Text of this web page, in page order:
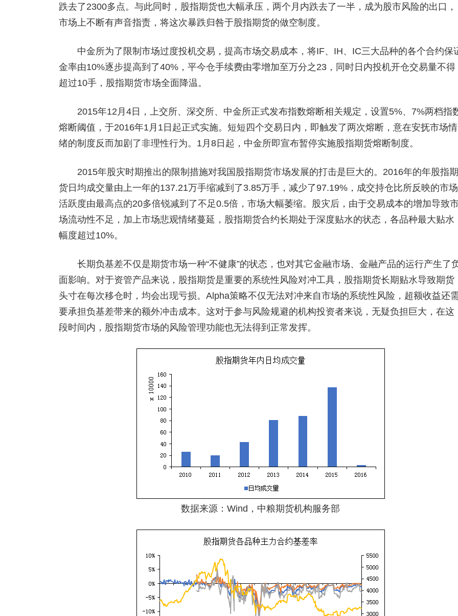
跌去了2300多点。与此同时，股指期货也大幅承压，两个月内跌去了一半，成为股市风险的出口，
市场上不断有声音指责，将这次暴跌归咎于股指期货的做空制度。
中金所为了限制市场过度投机交易，提高市场交易成本，将IF、IH、IC三大品种的各个合约保
金率由10%逐步提高到了40%，平今仓手续费由零增加至万分之23，同时日内投机开仓交易量不得
超过10手，股指期货市场全面降温。
2015年12月4日，上交所、深交所、中金所正式发布指数熔断相关规定，设置5%、7%两档指
熔断阈值，于2016年1月1日起正式实施。短短四个交易日内，即触发了两次熔断，意在安抚市场情
绪的制度反而加剧了非理性行为。1月8日起，中金所即宣布暂停实施股指期货熔断制度。
2015年股灾时期推出的限制措施对我国股指期货市场发展的打击是巨大的。2016年的年股指期
货日均成交量由上一年的137.21万手缩减到了3.85万手，减少了97.19%，成交持仓比所反映的市场
活跃度由最高点的20多倍锐减到了不足0.5倍，市场大幅萎缩。股灾后，由于交易成本的增加导致
场流动性不足，加上市场悲观情绪蔓延，股指期货合约长期处于深度贴水的状态，各品种最大贴水
幅度超过10%。
长期负基差不仅是期货市场一种“不健康”的状态，也对其它金融市场、金融产品的运行产生了
面影响。对于资管产品来说，股指期货是重要的系统性风险对冲工具，股指期货长期贴水导致期货
头寸在每次移仓时，均会出现亏损。Alpha策略不仅无法对冲来自市场的系统性风险，超额收益还
要承担负基差带来的额外冲击成本。这对于参与风险规避的机构投资者来说，无疑负担巨大，在这
段时间内，股指期货市场的风险管理功能也无法得到正常发挥。
数据来源：Wind，中粮期货机构服务部